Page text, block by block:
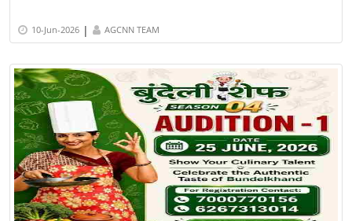
10-Jun-2026 | AGCNN TEAM